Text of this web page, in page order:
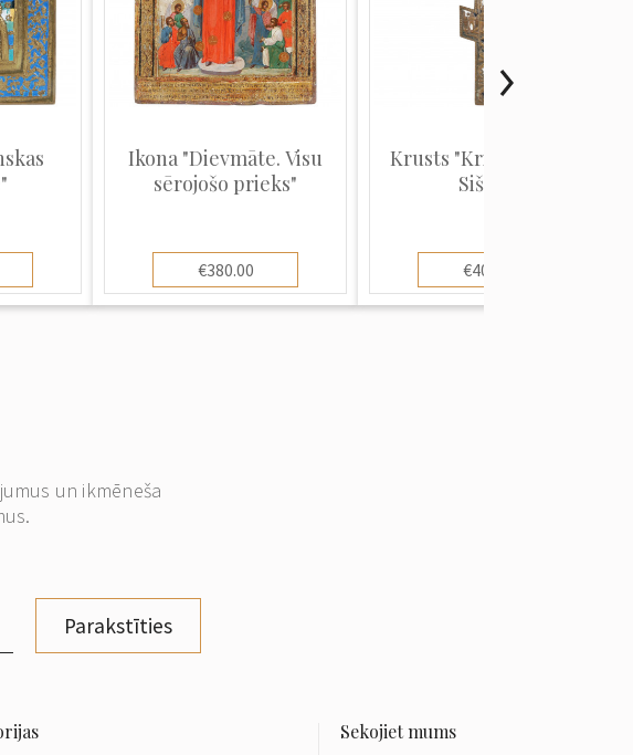
Ikona "Dievmāte. Visu
sērojošo prieks"
€380.00
Krusts "Kristus Krustā
Sišana"
€400.00
un ikmēneša
Parakstīties